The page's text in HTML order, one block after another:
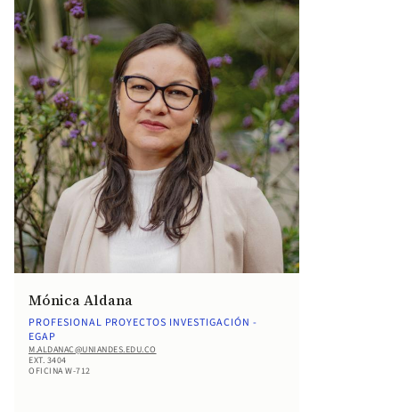
Mónica Aldana
PROFESIONAL PROYECTOS INVESTIGACIÓN -
EGAP
M.ALDANAC@UNIANDES.EDU.CO
EXT. 3404
OFICINA W-712